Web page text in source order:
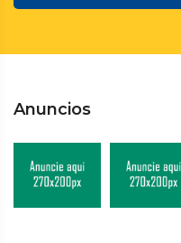
Anuncios